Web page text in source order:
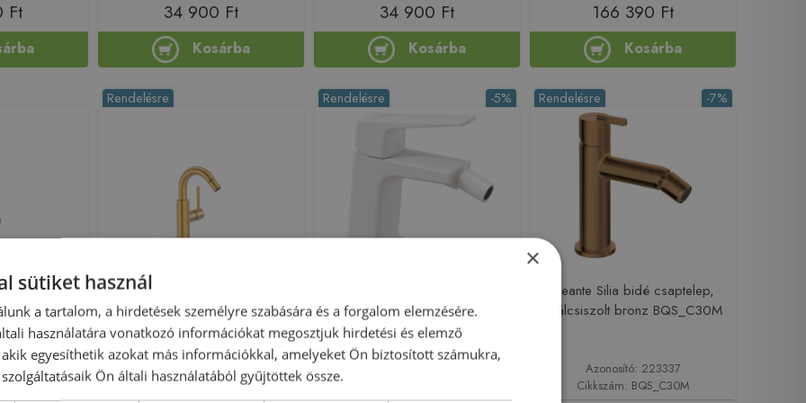
Ft 34 900 Ft
Kosárba
34 900 Ft
Kosárba
166 390 Ft
Kosárba
bidé
fehér
Rendelésre
Tres Study Exclusive bidé
csaptelep, matt arany
26222402OM
Azonosító: 225222
Cikkszám: 26222402OM
-5%
Rendelésre
fehér BQL_A30M
-7%
Rendelésre
Deante Silia bidé csaptelep,
szálcsiszolt bronz BQS_C30M
Azonosító: 223337
Cikkszám: BQS_C30M
×
sütiket használ
a tartalom, a hirdetések személyre szabására és a forgalom elemzésére.
használatára vonatkozó információkat megosztjuk hirdetési és elemző
egyesíthetik azokat más információkkal, amelyeket Ön biztosított számukra,
Ön általi használatából gyűjtöttek össze.